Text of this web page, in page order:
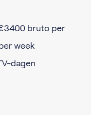
bruto per
week
dagen